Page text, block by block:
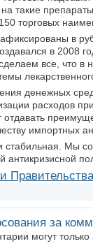
такие
торговых
в
в 2008
все, что в
денежных
расходов
импортных
Мы
за
могут